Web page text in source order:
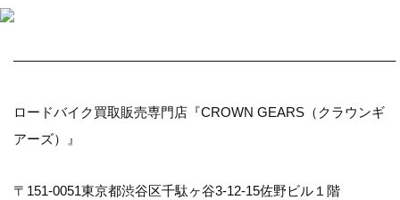
————————————————————————————–
ロードバイク買取販売専門店『CROWN GEARS（クラウンギ
アーズ）』
〒151-0051東京都渋谷区千駄ヶ谷3-12-15佐野ビル１階